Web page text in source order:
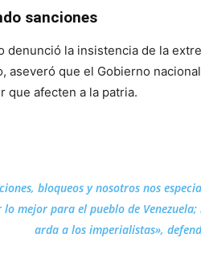
sanciones
denunció la insistencia de la
aseveró que el Gobierno
que afecten a la patria.
bloqueos y nosotros nos
mejor para el pueblo de
arda a los imperialistas»,